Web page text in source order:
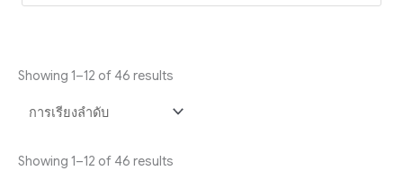
Showing 1–12 of 46 results
Showing 1–12 of 46 results